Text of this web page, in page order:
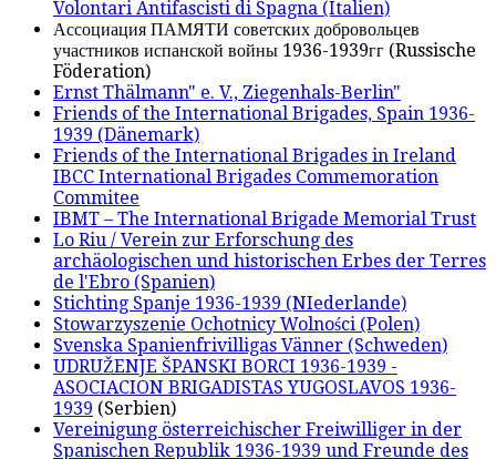
Volontari Antifascisti di Spagna (Italien)
Ассоциация ПАМЯТИ советских добровольцев
участников испанской войны 1936-1939гг (Russische
Föderation)
Ernst Thälmann" e. V., Ziegenhals-Berlin"
Friends of the International Brigades, Spain 1936-
1939 (Dänemark)
Friends of the International Brigades in Ireland
IBCC International Brigades Commemoration
Commitee
IBMT – The International Brigade Memorial Trust
Lo Riu / Verein zur Erforschung des
archäologischen und historischen Erbes der Terres
de l'Ebro (Spanien)
Stichting Spanje 1936-1939 (NIederlande)
Stowarzyszenie Ochotnicy Wolności (Polen)
Svenska Spanienfrivilligas Vänner (Schweden)
UDRUŽENJE ŠPANSKI BORCI 1936-1939 -
ASOCIACION BRIGADISTAS YUGOSLAVOS 1936-
1939 (Serbien)
Vereinigung österreichischer Freiwilliger in der
Spanischen Republik 1936-1939 und Freunde des